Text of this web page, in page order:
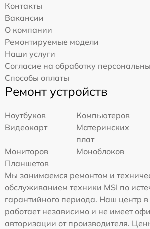
Контакты
Вакансии
О компании
Ремонтируемые модели
Наши услуги
Согласие на обработку
Способы оплаты
Ремонт устройств
Ноутбуков
Компьютеров
Видеокарт
Материнских
плат
Мониторов
Моноблоков
Планшетов
Мы занимаемся ремонтом и
обслуживанием техники MSI по
гарантийного периода. Наш центр
работает независимо и не имеет
авторизации от производителя.